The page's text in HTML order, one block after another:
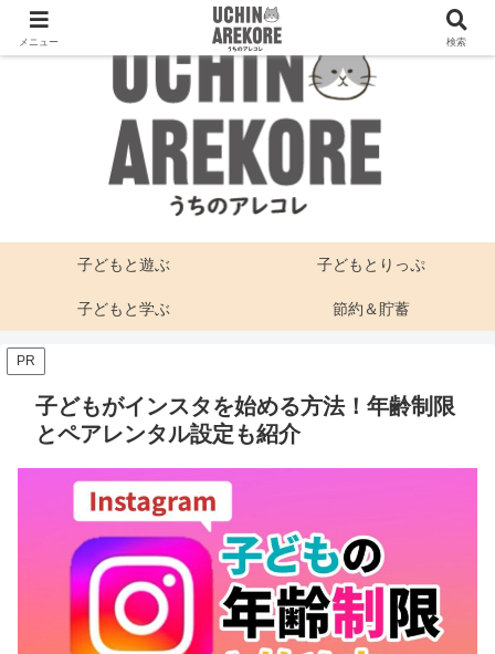
子どもと遊ぶ 子どもとりっぷ
子どもと学ぶ 節約＆貯蓄
PR
子どもがインスタを始める方法！年齢制限
とペアレンタル設定も紹介
メニュー 検索